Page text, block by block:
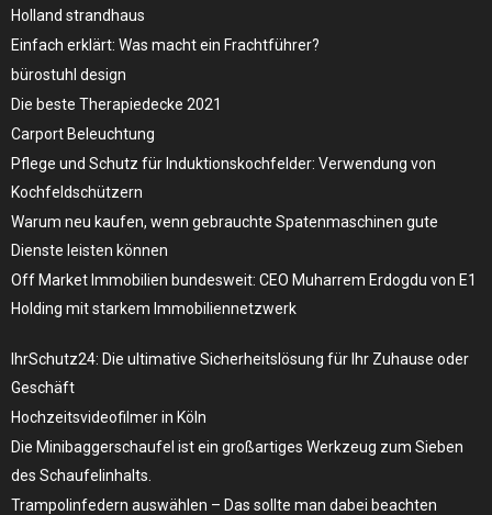
Holland strandhaus
Einfach erklärt: Was macht ein Frachtführer?
bürostuhl design
Die beste Therapiedecke 2021
Carport Beleuchtung
Pflege und Schutz für Induktionskochfelder: Verwendung von
Kochfeldschützern
Warum neu kaufen, wenn gebrauchte Spatenmaschinen gute
Dienste leisten können
Off Market Immobilien bundesweit: CEO Muharrem Erdogdu von E1
Holding mit starkem Immobiliennetzwerk
IhrSchutz24: Die ultimative Sicherheitslösung für Ihr Zuhause oder
Geschäft
Hochzeitsvideofilmer in Köln
Die Minibaggerschaufel ist ein großartiges Werkzeug zum Sieben
des Schaufelinhalts.
Trampolinfedern auswählen – Das sollte man dabei beachten